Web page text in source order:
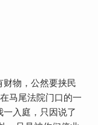
财物，公然要挟民
马尾法院门口的一
入庭，只因说了